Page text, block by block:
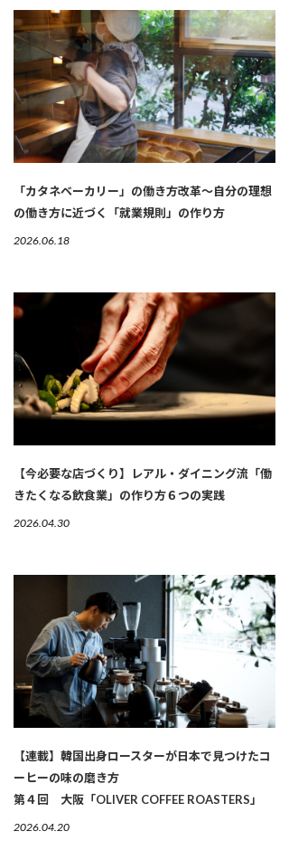
「カタネベーカリー」の働き方改革～自分の理想
の働き方に近づく「就業規則」の作り方
2026.06.18
【今必要な店づくり】レアル・ダイニング流「働
きたくなる飲食業」の作り方６つの実践
2026.04.30
【連載】韓国出身ロースターが日本で見つけたコ
ーヒーの味の磨き方
第４回 大阪「OLIVER COFFEE ROASTERS」
2026.04.20